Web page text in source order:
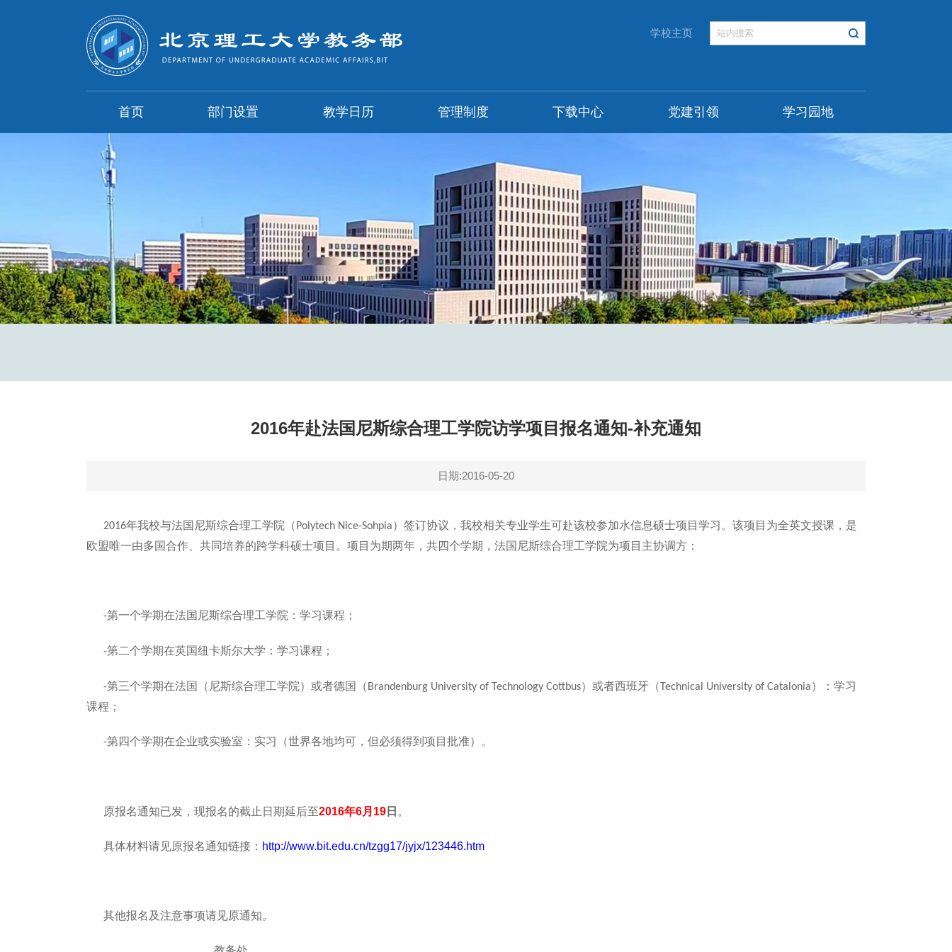
学校主页
首页 部门设置 教学日历 管理制度 下载中心 党建引领 学习园地
2016年赴法国尼斯综合理工学院访学项目报名通知-补充通知
日期:2016-05-20
2016年我校与法国尼斯综合理工学院（ Polytech Nice-Sohpia）签订协议，我校相关专业学生可赴该校参加水信息硕士项目学习。该项目为全英文授课，是
欧盟唯一由多国合作、共同培养的跨学科硕士项目。项目为期两年，共四个学期，法国尼斯综合理工学院为项目主协调方：
-第一个学期在法国尼斯综合理工学院：学习课程；
-第二个学期在英国纽卡斯尔大学：学习课程；
-第三个学期在法国（尼斯综合理工学院）或者德国（ Brandenburg University of Technology Cottbus）或者西班牙（ Technical University of Catalonia）：学习
课程；
-第四个学期在企业或实验室：实习（世界各地均可，但必须得到项目批准）。
原报名通知已发，现报名的截止日期延后至2016年6月19 日 。
具体材料请见原报名通知链接： http://www.bit.edu.cn/tzgg17/jyjx/123446.htm
其他报名及注意事项请见原通知。